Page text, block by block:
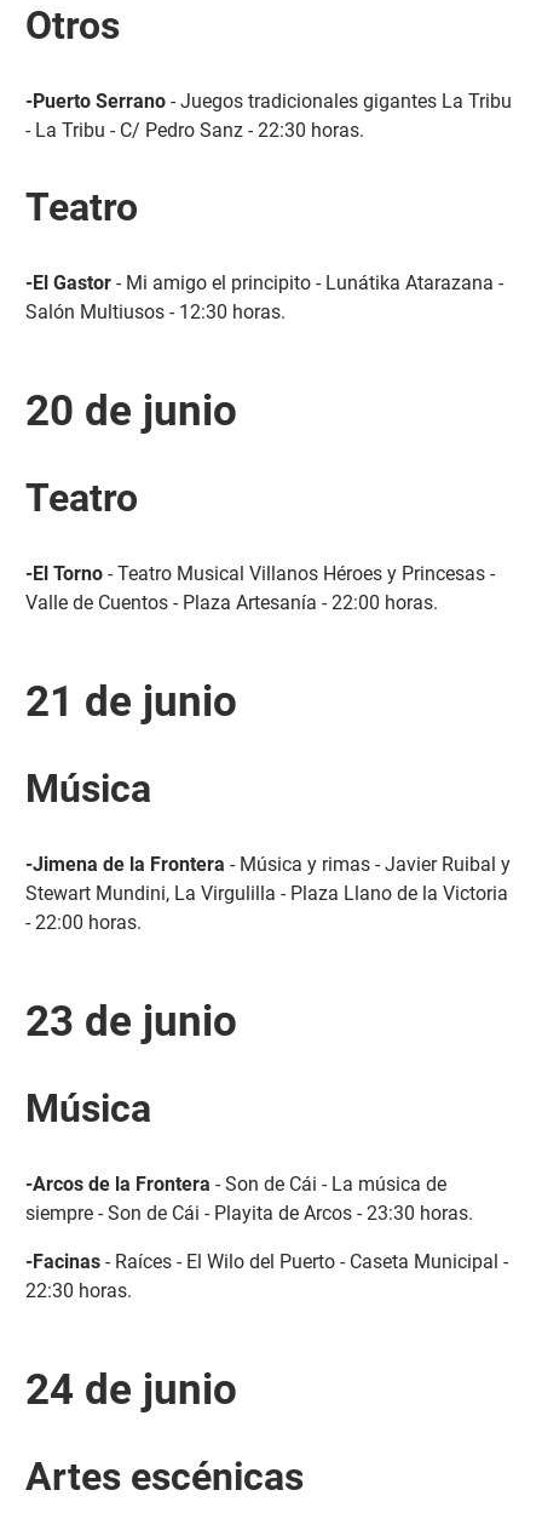
Otros
-Puerto Serrano- Juegos tradicionales gigantes La Tribu
- La Tribu - C/ Pedro Sanz - 22:30 horas.
Teatro
-El Gastor- Mi amigo el principito - Lunátika Atarazana -
Salón Multiusos - 12:30 horas.
20 de junio
Teatro
-El Torno- Teatro Musical Villanos Héroes y Princesas -
Valle de Cuentos - Plaza Artesanía - 22:00 horas.
21 de junio
Música
-Jimena de la Frontera - Música y rimas - Javier Ruibal y
Stewart Mundini, La Virgulilla - Plaza Llano de la Victoria
- 22:00 horas.
23 de junio
Música
-Arcos de la Frontera - Son de Cái - La música de
siempre - Son de Cái - Playita de Arcos - 23:30 horas.
-Facinas- Raíces - El Wilo del Puerto - Caseta Municipal -
22:30 horas.
24 de junio
Artes escénicas